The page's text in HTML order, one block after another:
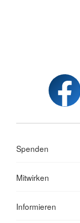
Spenden
Mitwirken
Informieren